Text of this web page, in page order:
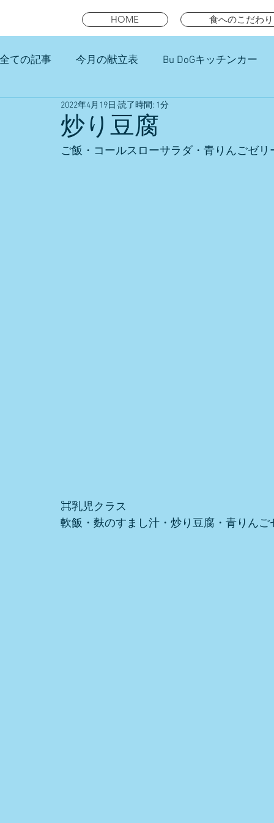
HOME 食へのこだわり
全ての記事 今月の献立表 Bu DoGキッチンカー
未就園児スマイルキッズランチ
炒り豆腐
2022年4月19日 読了時間: 1分
ご飯・コールスローサラダ・青りんごゼリ
⌘乳児クラス
軟飯・麩のすまし汁・炒り豆腐・青りんご